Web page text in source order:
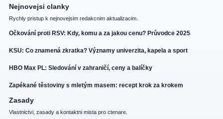
Nejnovejsi clanky
Rychly pristup k nejnovejsim redakcnim aktualizacim.
Očkování proti RSV: Kdy, komu a za jakou cenu? Průvodce 2025
KSU: Co znamená zkratka? Významy univerzita, kapela a sport
HBO Max PL: Sledování v zahraničí, ceny a balíčky
Zapékané těstoviny s mletým masem: recept krok za krokem
Zasady
Vlastnictvi, zasady a kontaktni mista pro ctenare.